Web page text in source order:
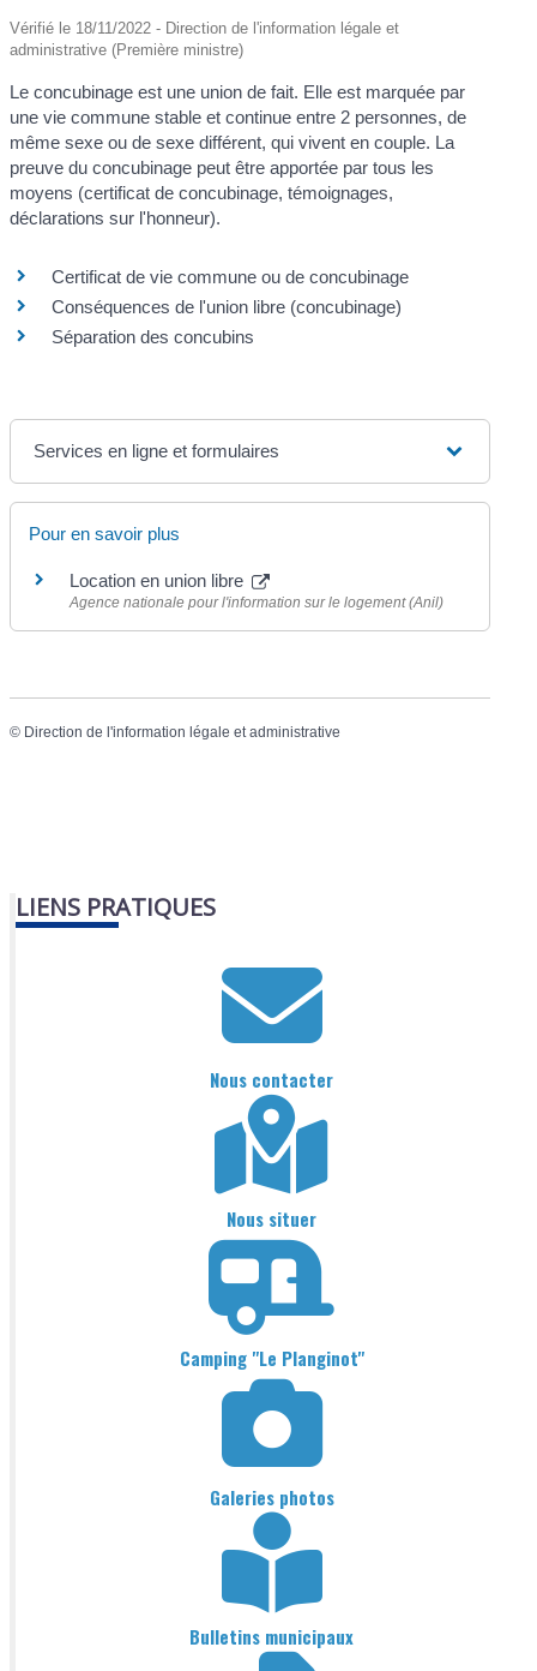
Vérifié le 18/11/2022 - Direction de l'information légale et
administrative (Première ministre)
Le concubinage est une union de fait. Elle est marquée par
une vie commune stable et continue entre 2 personnes, de
même sexe ou de sexe différent, qui vivent en couple. La
preuve du concubinage peut être apportée par tous les
moyens (certificat de concubinage, témoignages,
déclarations sur l'honneur).
Certificat de vie commune ou de concubinage
Conséquences de l'union libre (concubinage)
Séparation des concubins
Services en ligne et formulaires
Pour en savoir plus
Location en union libre
Agence nationale pour l'information sur le logement (Anil)
© Direction de l'information légale et administrative
LIENS PRATIQUES
Nous contacter
Nous situer
Camping "Le Planginot"
Galeries photos
Bulletins municipaux